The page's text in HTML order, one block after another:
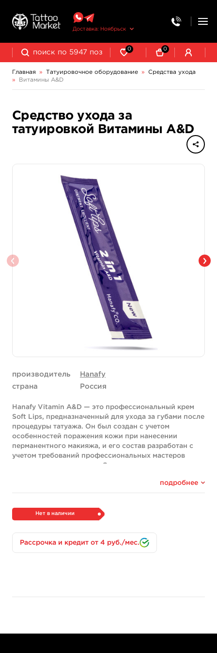
Доставка: Ноябрьск
0 0
Главная » Татуировочное оборудование »
Средства ухода
»
Витамины A&D
Средство ухода за
татуировкой Витамины A&D
производитель
Hanafy
страна
Россия
Hanafy Vitamin A&D — это профессиональный крем
Soft Lips, предназначенный для ухода за губами после
процедуры татуажа. Он был создан с учетом
особенностей поражения кожи при нанесении
перманентного макияжа, и его состав разработан с
учетом требований профессиональных мастеров
перманентного макияжа. Состав крема включает в
воспаление и покраснение, а также успокоить сухую
и потрескавшуюся кожу губ.
В коробке - 100шт.
подробнее
Нет в наличии
Рассрочка и кредит от 4 руб./мес.